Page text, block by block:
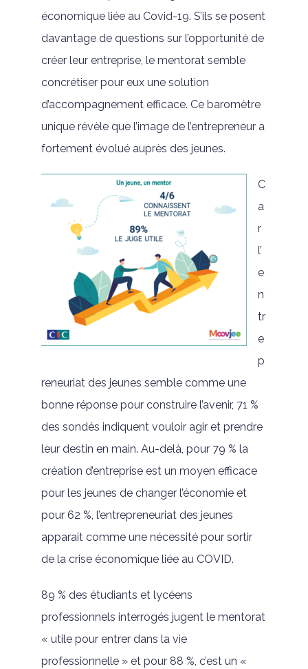
économique liée au Covid-19. S’ils se posent
davantage de questions sur l’opportunité de
créer leur entreprise, le mentorat semble
concrétiser pour eux une solution
d’accompagnement efficace. Ce baromètre
unique révèle que l’image de l’entrepreneur a
fortement évolué auprès des jeunes.
C
a
r
l’
e
n
tr
e
p
reneuriat des jeunes semble comme une
bonne réponse pour construire l’avenir, 71 %
des sondés indiquent vouloir agir et prendre
leur destin en main. Au-delà, pour 79 % la
création d’entreprise est un moyen efficace
pour les jeunes de changer l’économie et
pour 62 %, l’entrepreneuriat des jeunes
apparait comme une nécessité pour sortir
de la crise économique liée au COVID.
89 % des étudiants et lycéens
professionnels interrogés jugent le mentorat
« utile pour entrer dans la vie
professionnelle » et pour 88 %, c’est un «